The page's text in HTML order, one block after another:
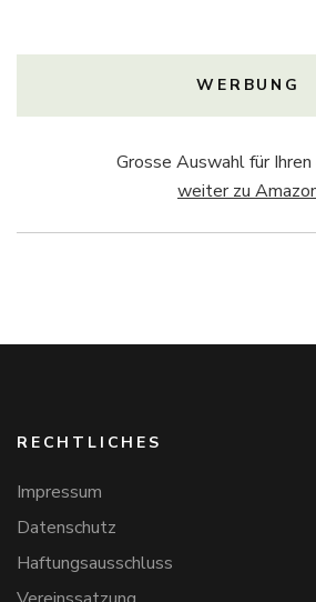
WERBUNG
Grosse Auswahl für
weiter zu
RECHTLICHES
Impressum
Datenschutz
Haftungsausschluss